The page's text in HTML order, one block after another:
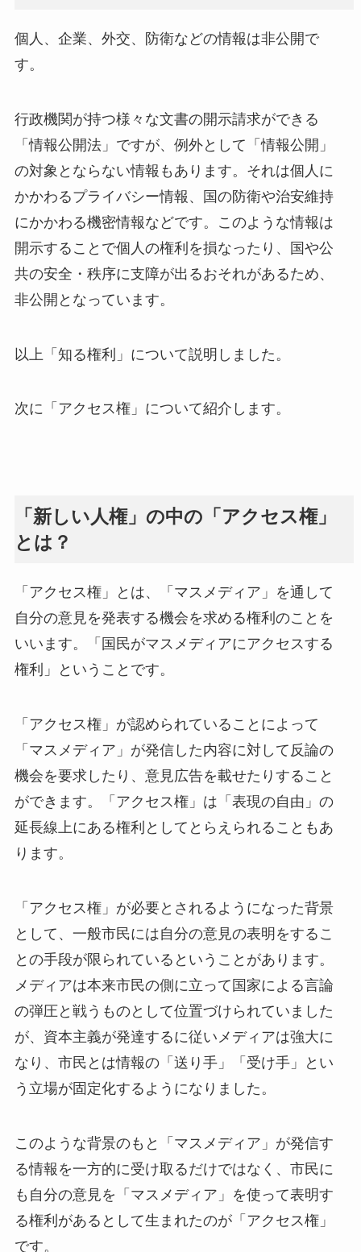
個人、企業、外交、防衛などの情報は非公開で
す。
行政機関が持つ様々な文書の開示請求ができる
「情報公開法」ですが、例外として「情報公開」
の対象とならない情報もあります。それは個人に
かかわるプライバシー情報、国の防衛や治安維持
にかかわる機密情報などです。このような情報は
開示することで個人の権利を損なったり、国や公
共の安全・秩序に支障が出るおそれがあるため、
非公開となっています。
以上「知る権利」について説明しました。
次に「アクセス権」について紹介します。
「新しい人権」の中の「アクセス権」
とは？
「アクセス権」とは、「マスメディア」を通して
自分の意見を発表する機会を求める権利のことを
いいます。「国民がマスメディアにアクセスする
権利」ということです。
「アクセス権」が認められていることによって
「マスメディア」が発信した内容に対して反論の
機会を要求したり、意見広告を載せたりすること
ができます。「アクセス権」は「表現の自由」の
延長線上にある権利としてとらえられることもあ
ります。
「アクセス権」が必要とされるようになった背景
として、一般市民には自分の意見の表明をするこ
との手段が限られているということがあります。
メディアは本来市民の側に立って国家による言論
の弾圧と戦うものとして位置づけられていました
が、資本主義が発達するに従いメディアは強大に
なり、市民とは情報の「送り手」「受け手」とい
う立場が固定化するようになりました。
このような背景のもと「マスメディア」が発信す
る情報を一方的に受け取るだけではなく、市民に
も自分の意見を「マスメディア」を使って表明す
る権利があるとして生まれたのが「アクセス権」
です。